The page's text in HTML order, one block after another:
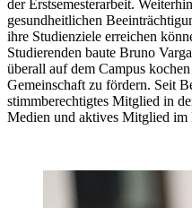
der Erstsemesterarbeit.
gesundheitlichen
ihre Studienziele erreichen
Studierenden baute Bruno
überall auf dem Campus
Gemeinschaft zu fördern. Seit
stimmberechtigtes Mitglied in
Medien und aktives Mitglied im